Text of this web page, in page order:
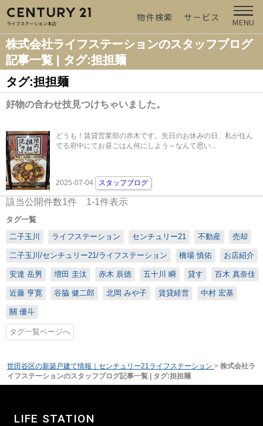
物件検索 サービス MENU
株式会社ライフステーションのスタッフブログ
記事一覧 | タグ:担担麺
タグ:担担麺
好物の合わせ技見つけちゃいました。
どうも！賃貸営業部の赤木です。先日のお休みの日、私が住ん
でる府中にてお昼ごはん何にしよう～なんて思い...
2025-07-04 スタッフブログ
該当公開件数1件 1-1件表示
タグ一覧
二子玉川
ライフステーション センチュリー21 不動産 売却
二子玉川/センチュリー21/ライフステーション 橋場 慎佑 お店紹介
安達 岳男 増田 圭汰 赤木 辰徳 五十川 瞬 貸す 百木 真奈佳
近藤 亨寛 谷脇 健二郎 北岡 みや子 賃貸経営 中村 宏基
關 優斗
タグ一覧ページへ
世田谷区の新築戸建て情報｜センチュリー21ライフステーション > 株式会社ラ
イフステーションのスタッフブログ記事一覧 | タグ:担担麺
LIFE STATION